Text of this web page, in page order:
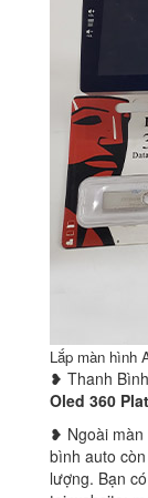
Lắp màn hình
❥ Thanh
Oled 360
❥ Ngoài màn
bình auto
lượng. Bạn